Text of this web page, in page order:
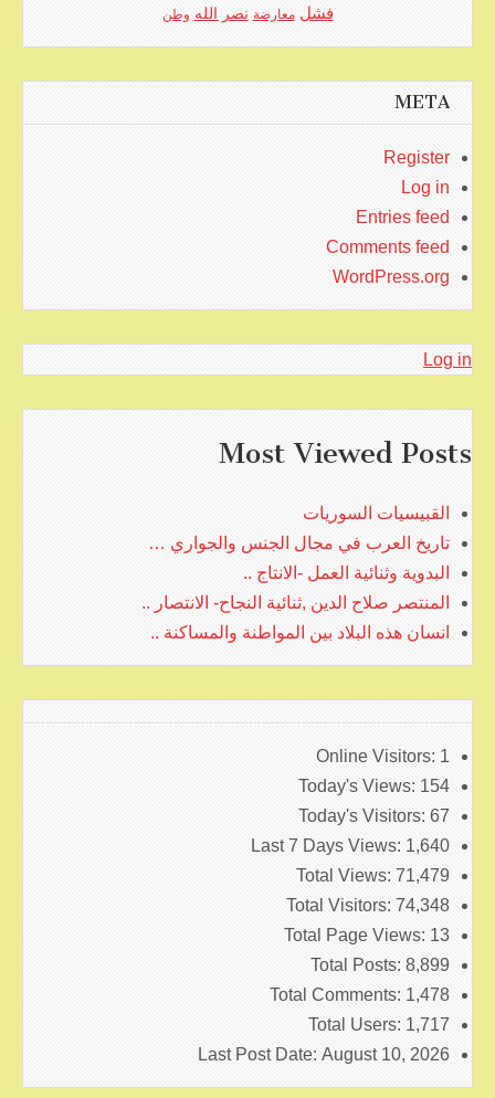
فشل معارضة نصر الله وطن
META
Register
Log in
Entries feed
Comments feed
WordPress.org
Log in
Most Viewed Posts
القبيسيات السوريات
تاريخ العرب في مجال الجنس والجواري …
البدوية وثنائية العمل -الانتاج ..
المنتصر صلاح الدين ,ثنائية النجاح- الانتصار ..
انسان هذه البلاد بين المواطنة والمساكنة ..
Online Visitors: 1
Today's Views: 154
Today's Visitors: 67
Last 7 Days Views: 1,640
Total Views: 71,479
Total Visitors: 74,348
Total Page Views: 13
Total Posts: 8,899
Total Comments: 1,478
Total Users: 1,717
Last Post Date: August 10, 2026